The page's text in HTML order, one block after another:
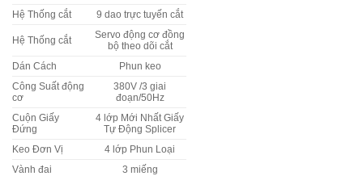
Hệ Thống cắt 9 dao trực tuyến cắt
Hệ Thống cắt
Servo động cơ đồng
bộ theo dõi cắt
Dán Cách Phun keo
Công Suất động
cơ
380V /3 giai
đoạn/50Hz
Cuộn Giấy
Đứng
4 lớp Mới Nhất Giấy
Tự Động Splicer
Keo Đơn Vị 4 lớp Phun Loại
Vành đai 3 miếng